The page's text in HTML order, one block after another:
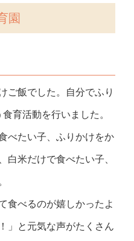
園
ご飯でした。自分でふり
育活動を行いました。
べたい子、ふりかけをか
白米だけで食べたい子、
食べるのが嬉しかったよ
」と元気な声がたくさん